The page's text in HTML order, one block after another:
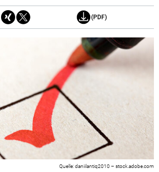
(PDF)
daniilantiq2010 – stock.adobe.com